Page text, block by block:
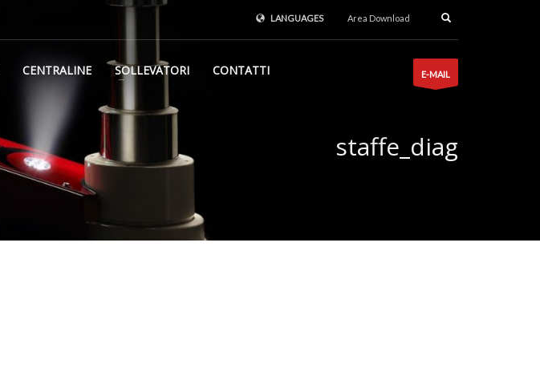
LANGUAGES Area Download
CENTRALINE SOLLEVATORI CONTATTI E-MAIL
staffe_diag